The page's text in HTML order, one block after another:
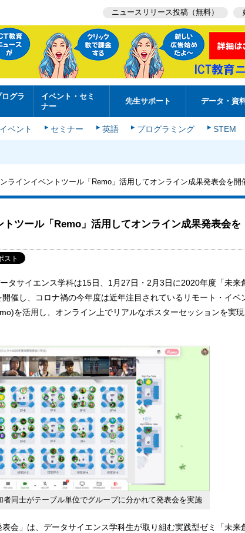
ニュースリリース投稿（無料）
グラ
イベント・セミ
ナー
先生サポート データ・資
イベント セミナー 英語 プログラミング STEM
ラインイベントツール「Remo」活用してオンライン成果発表会を開
ツール「Remo」活用してオンライン成果発表会を
タサイエンス学科は15日、1月27日・2月3日に2020年度「未来
催し、コロナ禍の今年度は近年注目されているリモート・イベ
を活用し、オンライン上でリアルなポスターセッションを実現
者同士がテーブル単位でグループに分かれて発表会を実施
表会」は、データサイエンス学科生が取り組む実践型ゼミ「未来